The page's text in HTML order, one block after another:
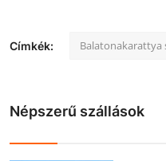
Címkék: Balatonakarattya
Népszerű szállások